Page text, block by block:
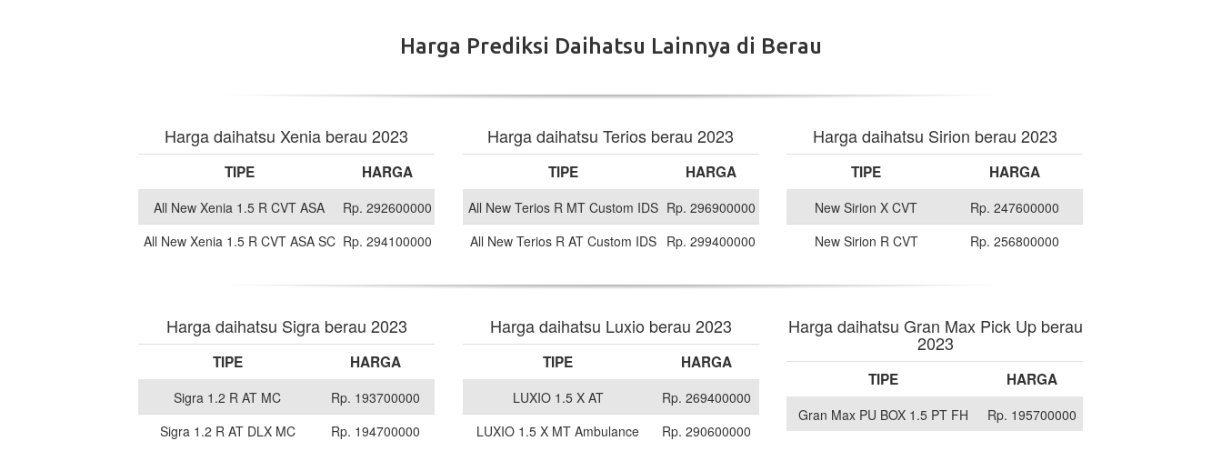
Harga Prediksi Daihatsu Lainnya di Berau
Harga daihatsu Xenia berau 2023
TIPE HARGA
All New Xenia 1.5 R CVT ASA
Rp. 292600000
All New Xenia 1.5 R CVT ASA SC Rp. 294100000
Harga daihatsu Terios berau 2023
TIPE HARGA
All New Terios R MT Custom IDS Rp. 296900000
All New Terios R AT Custom IDS
Rp. 299400000
Harga daihatsu Sirion berau 2023
TIPE HARGA
New Sirion X CVT
Rp. 247600000
New Sirion R CVT
Rp. 256800000
Harga daihatsu Sigra berau 2023
TIPE HARGA
Sigra 1.2 R AT MC
Rp. 193700000
Sigra 1.2 R AT DLX MC
Rp. 194700000
Harga daihatsu Luxio berau 2023
TIPE HARGA
LUXIO 1.5 X AT
Rp. 269400000
LUXIO 1.5 X MT Ambulance
Rp. 290600000
Harga daihatsu Gran Max Pick Up berau
2023
TIPE HARGA
Gran Max PU BOX 1.5 PT FH Rp. 195700000